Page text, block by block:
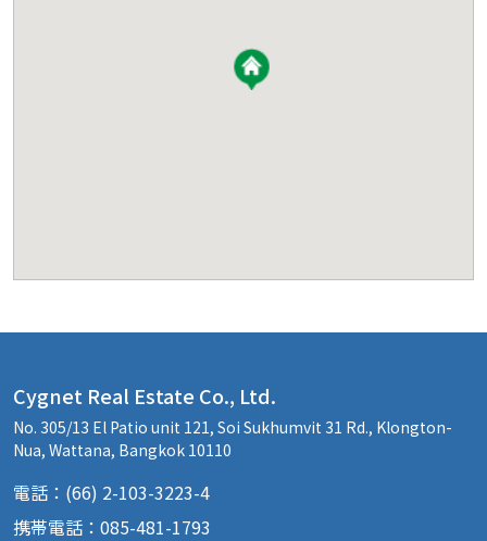
Cygnet Real Estate Co., Ltd.
No. 305/13 El Patio unit 121, Soi Sukhumvit 31 Rd., Klongton-
Nua, Wattana, Bangkok 10110
電話：(66) 2-103-3223-4
携帯電話：085-481-1793